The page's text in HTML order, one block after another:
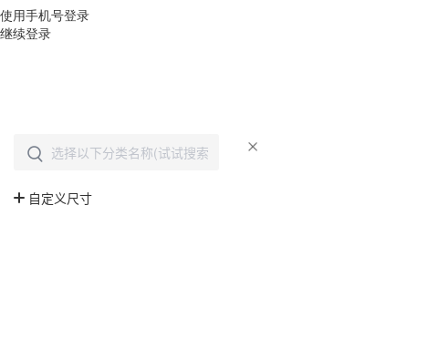
使用手机号登录
继续登录